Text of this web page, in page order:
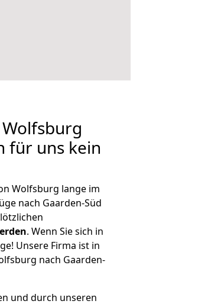
für uns kein
Wolfsburg lange im
nach Gaarden-Süd
. Wenn Sie sich in
Unsere Firma ist in
nach Gaarden-
und durch unseren